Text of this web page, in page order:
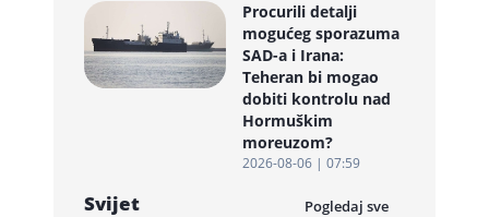
Procurili detalji
mogućeg sporazuma
SAD-a i Irana:
Teheran bi mogao
dobiti kontrolu nad
Hormuškim
moreuzom?
2026-08-06 | 07:59
Svijet Pogledaj sve